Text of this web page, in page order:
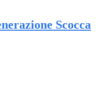
Scocca